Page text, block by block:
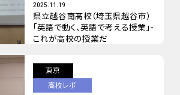
2025.11.19
県立越谷南高校（埼玉県越谷市）
「英語で動く、英語で考える授業」-
これが高校の授業だ
東京
高校レポ